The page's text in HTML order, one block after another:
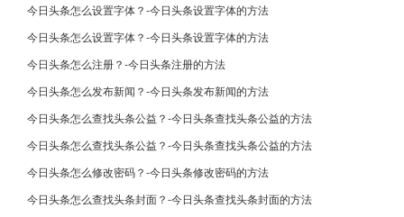
今日头条怎么设置字体？-今日头条设置字体的方法
今日头条怎么设置字体？-今日头条设置字体的方法
今日头条怎么注册？-今日头条注册的方法
今日头条怎么发布新闻？-今日头条发布新闻的方法
今日头条怎么查找头条公益？-今日头条查找头条公益的方法
今日头条怎么查找头条公益？-今日头条查找头条公益的方法
今日头条怎么修改密码？-今日头条修改密码的方法
今日头条怎么查找头条封面？-今日头条查找头条封面的方法